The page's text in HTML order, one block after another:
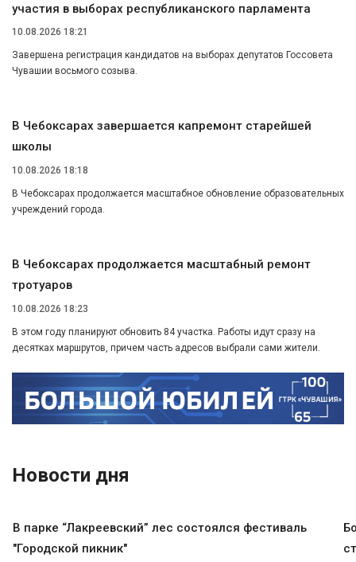
участия в выборах республиканского парламента
10.08.2026 18:21
Завершена регистрация кандидатов на выборах депутатов Госсовета
Чувашии восьмого созыва.
В Чебоксарах завершается капремонт старейшей
школы
10.08.2026 18:18
В Чебоксарах продолжается масштабное обновление образовательных
учреждений города.
В Чебоксарах продолжается масштабный ремонт
тротуаров
10.08.2026 18:23
В этом году планируют обновить 84 участка. Работы идут сразу на
десятках маршрутов, причем часть адресов выбрали сами жители.
Новости дня
В парке “Лакреевский” лес состоялся фестиваль
"Городской пикник"